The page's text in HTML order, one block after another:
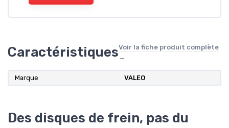
CaractéristiquesVoir la fiche produit complète
→
Marque ‎VALEO
Des disques de frein, pas du